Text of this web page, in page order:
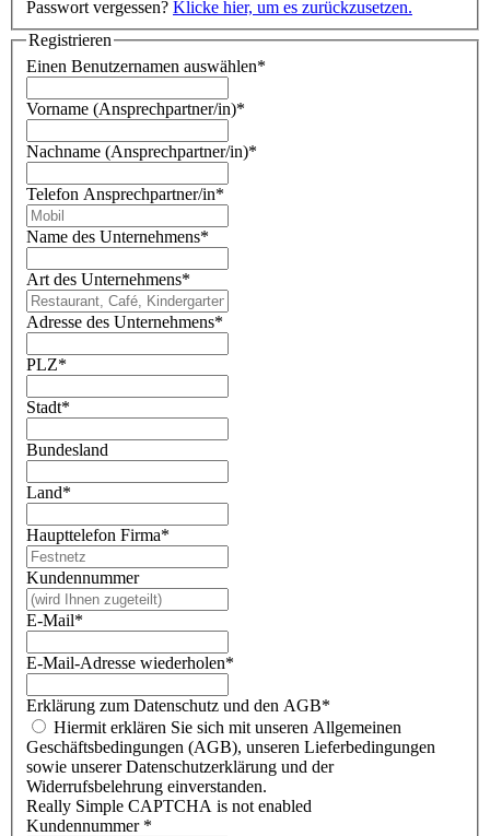
Passwort vergessen? Klicke hier, um es zurückzusetzen.
Registrieren
Einen Benutzernamen auswählen*
Vorname (Ansprechpartner/in)*
Nachname (Ansprechpartner/in)*
Telefon Ansprechpartner/in*
Name des Unternehmens*
Art des Unternehmens*
Adresse des Unternehmens*
PLZ*
Stadt*
Bundesland
Land*
Haupttelefon Firma*
Kundennummer
E-Mail*
E-Mail-Adresse wiederholen*
Erklärung zum Datenschutz und den AGB*
Hiermit erklären Sie sich mit unseren Allgemeinen
Geschäftsbedingungen (AGB), unseren Lieferbedingungen
sowie unserer Datenschutzerklärung und der
Widerrufsbelehrung einverstanden.
Really Simple CAPTCHA is not enabled
Kundennummer *